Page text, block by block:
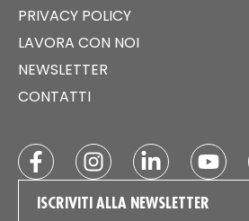
PRIVACY POLICY
LAVORA CON NOI
NEWSLETTER
CONTATTI
ISCRIVITI ALLA NEWSLETTER